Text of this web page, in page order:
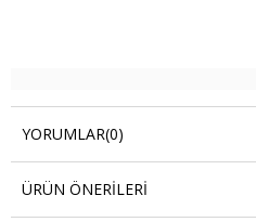
YORUMLAR(0)
ÜRÜN ÖNERILERI